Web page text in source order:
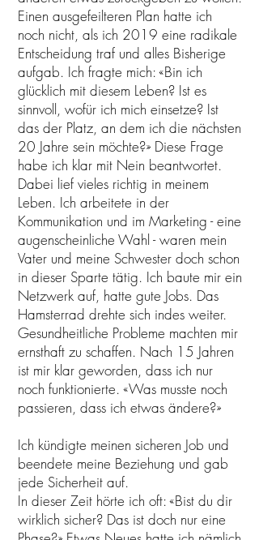
Einen ausgefeilteren Plan hatte ich
noch nicht, als ich 2019 eine radikale
Entscheidung traf und alles Bisherige
aufgab. Ich fragte mich: «Bin ich
glücklich mit diesem Leben? Ist es
sinnvoll, wofür ich mich einsetze? Ist
das der Platz, an dem ich die nächsten
20 Jahre sein möchte?» Diese Frage
habe ich klar mit Nein beantwortet.
Dabei lief vieles richtig in meinem
Leben. Ich arbeitete in der
Kommunikation und im Marketing - eine
augenscheinliche Wahl - waren mein
Vater und meine Schwester doch schon
in dieser Sparte tätig. Ich baute mir ein
Netzwerk auf, hatte gute Jobs. Das
Hamsterrad drehte sich indes weiter.
Gesundheitliche Probleme machten mir
ernsthaft zu schaffen. Nach 15 Jahren
ist mir klar geworden, dass ich nur
noch funktionierte. «Was musste noch
passieren, dass ich etwas ändere?»
Ich kündigte meinen sicheren Job und
beendete meine Beziehung und gab
jede Sicherheit auf.
In dieser Zeit hörte ich oft: «Bist du dir
wirklich sicher? Das ist doch nur eine